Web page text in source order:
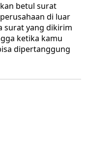
betul surat
di luar
surat yang dikirim
ketika kamu
dipertanggung